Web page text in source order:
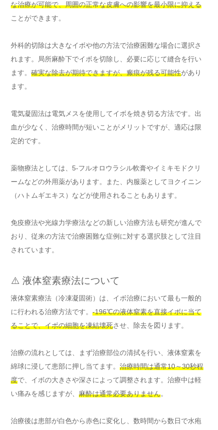
な治療が可能で、周囲の正常な皮膚への影響を最小限に抑える
ことができます。
外科的切除は大きなイボや他の方法で治療困難な場合に選択さ
れます。局所麻酔下でイボを切除し、必要に応じて縫合を行い
ます。 確実な除去が期待できますが、瘢痕が残る可能性があり
ます。
電気凝固法は電気メスを使用してイボを焼き切る方法です。出
血が少なく、治療時間が短いことがメリットですが、適応は限
定的です。
薬物療法としては、5-フルオロウラシル軟膏やイミキモドクリ
ームなどの外用薬があります。また、内服薬としてヨクイニン
（ハトムギエキス）などが使用されることもあります。
免疫療法や光線力学療法などの新しい治療方法も研究が進んで
おり、従来の方法で治療困難な症例に対する選択肢として注目
されています。
⚠️ 液体窒素療法について
液体窒素療法（冷凍凝固術）は、イボ治療において最も一般的
に行われる治療方法です。 -196℃の液体窒素を直接イボに当て
ることで、イボの細胞を凍結壊死させ、除去を図ります。
治療の流れとしては、まず治療部位の清拭を行い、液体窒素を
綿球に浸して患部に押し当てます。 治療時間は通常10～30秒程
度で、イボの大きさや深さによって調整されます。治療中は軽
い痛みを感じますが、 麻酔は通常必要ありません。
治療後は患部が白色から赤色に変化し、数時間から数日で水疱